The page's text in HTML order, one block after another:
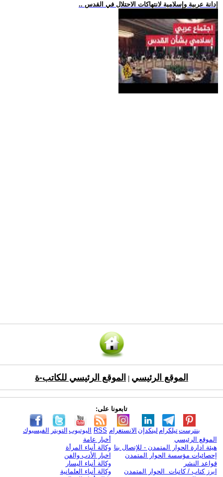
.. إدانة عربية وإسلامية لانتهاكات الاحتلال في القدس
الموقع الرئيسي الموقع الرئيسي للكاتب-ة
تابعونا على:
الفيسبوك التويتر اليوتيوب RSS الانستغرام لينكدإن تيلكرامبنترست
الموقع الرئيسي
هيئة ادارة الحوار المتمدن - للإتصال بنا
إحصائيات مؤسسة الحوار المتمدن
قواعد النشر
ابرز كتاب / كاتبات الحوار المتمدن
أخبار عامة
وكالة أنباء المرأة
اخبار الأدب والفن
وكالة أنباء اليسار
وكالة أنباء العلمانية